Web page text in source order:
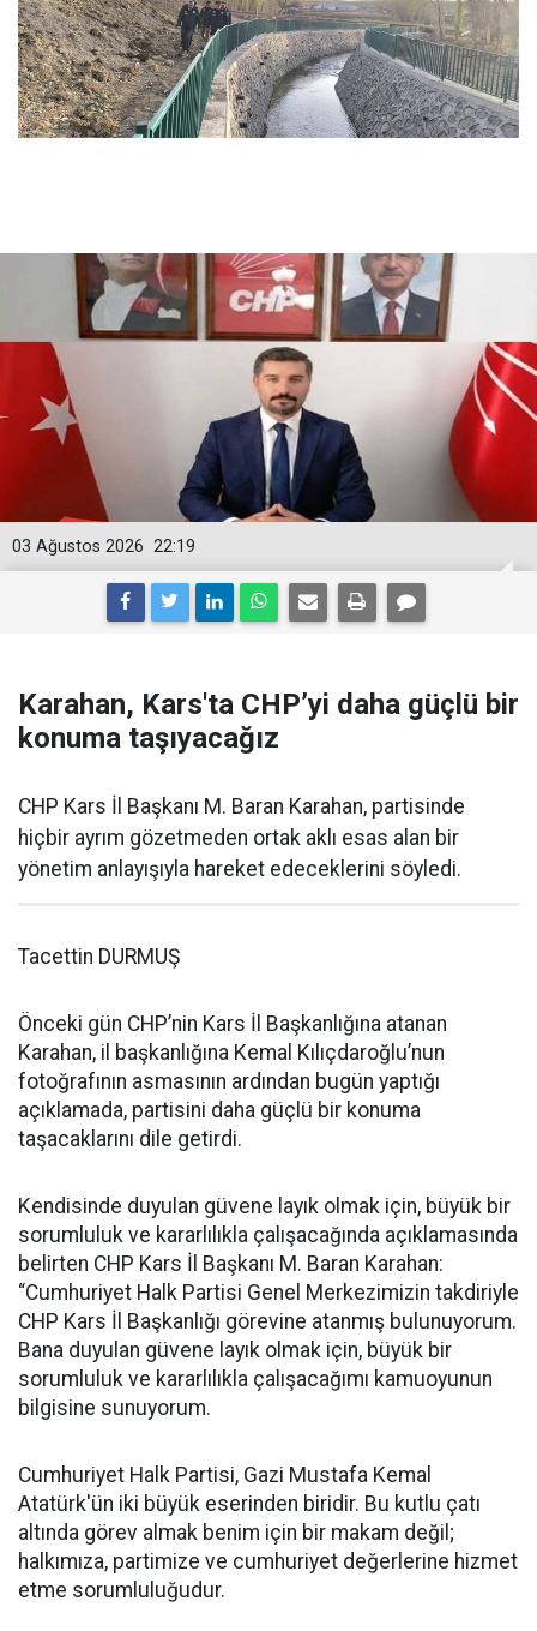
22:19
03 Ağustos 2026
Karahan, Kars'ta CHP’yi daha güçlü bir
konuma taşıyacağız
CHP Kars İl Başkanı M. Baran Karahan, partisinde
hiçbir ayrım gözetmeden ortak aklı esas alan bir
yönetim anlayışıyla hareket edeceklerini söyledi.
Tacettin DURMUŞ
Önceki gün CHP’nin Kars İl Başkanlığına atanan
Karahan, il başkanlığına Kemal Kılıçdaroğlu’nun
fotoğrafının asmasının ardından bugün yaptığı
açıklamada, partisini daha güçlü bir konuma
taşacaklarını dile getirdi.
Kendisinde duyulan güvene layık olmak için, büyük bir
sorumluluk ve kararlılıkla çalışacağında açıklamasında
belirten CHP Kars İl Başkanı M. Baran Karahan:
“Cumhuriyet Halk Partisi Genel Merkezimizin takdiriyle
CHP Kars İl Başkanlığı görevine atanmış bulunuyorum.
Bana duyulan güvene layık olmak için, büyük bir
sorumluluk ve kararlılıkla çalışacağımı kamuoyunun
bilgisine sunuyorum.
Cumhuriyet Halk Partisi, Gazi Mustafa Kemal
Atatürk'ün iki büyük eserinden biridir. Bu kutlu çatı
altında görev almak benim için bir makam değil;
halkımıza, partimize ve cumhuriyet değerlerine hizmet
etme sorumluluğudur.